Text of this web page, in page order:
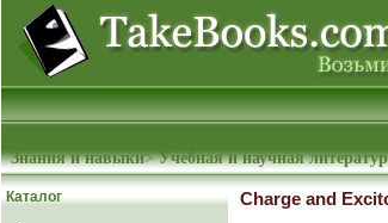
Знания и навыки>Учебная и научная
Каталог Charge and